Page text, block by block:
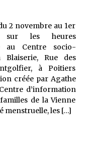
2 novembre au 1er
sur les heures
au Centre socio-
Blaiserie, Rue des
à Poitiers
créée par Agathe
d’information
de la Vienne
menstruelle, les […]